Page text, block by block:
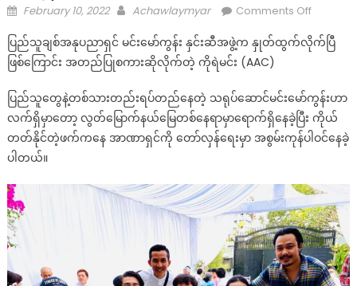
Posted
February 10, 2022 Author
Achawlaymyar Comments Offon
မ
တော့
တဲ့
နှင်းဆီ
နုတ်
ထွက်
လိုက်
ပြီ
ဖြစ်
ပြည်သူချစ်အနုပညာရှင် မင်းမော်ကွန်း နှင်းဆီအဖွဲ့က နှုတ်ထွက်လိုက်ပြီ
ဖြစ်ကြောင်း အတည်ပြုစကားဆိုလိုက်တဲ့ ကိုရဲမင်း (AAC)
ပြည်သူတွေနဲ့တစ်သားတည်းရပ်တည်နေတဲ့ သရုပ်ဆောင်မင်းမော်ကွန်းဟာ
လက်ရှိမှာတော့ လွတ်မြောက်နယ်မြေတစ်နေရာမှာရောက်ရှိနေခဲ့ပြီး ကိုယ်
တတ်နိုင်တဲ့ဖက်ကနေ အာဏာရှင်ကို တော်လှန်ရေးမှာ အစွမ်းကုန်ပါဝင်နေခဲ့
ပါတယ်။